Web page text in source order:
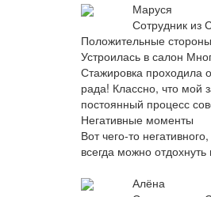
Маруся
Сотрудник из
Положительные
Устроилась в салон
Стажировка проходила
рада! Классно, что мой
постоянный процесс
Негативные моменты
Вот чего-то
всегда можно
Алёна